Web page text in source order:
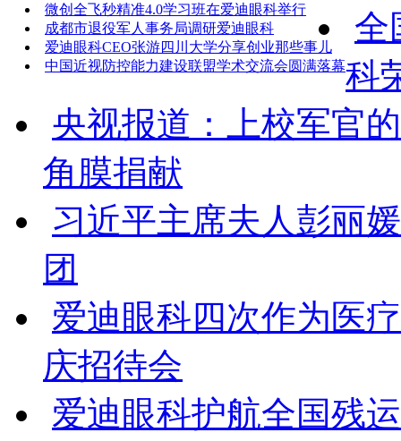
微创全飞秒精准4.0学习班在爱迪眼科举行
成都市退役军人事务局调研爱迪眼科‌
爱迪眼科CEO张游四川大学分享创业那些事儿
中国近视防控能力建设联盟学术交流会圆满落幕
全
科
央视报道：上校军官
角膜捐献
习近平主席夫人彭丽
团
爱迪眼科四次作为医
庆招待会
爱迪眼科护航全国残